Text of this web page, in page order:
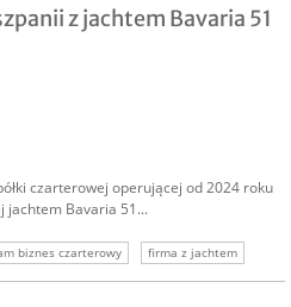
z jachtem Bavaria 51
czarterowej operującej od 2024 roku
jachtem Bavaria 51...
biznes czarterowy firma z jachtem